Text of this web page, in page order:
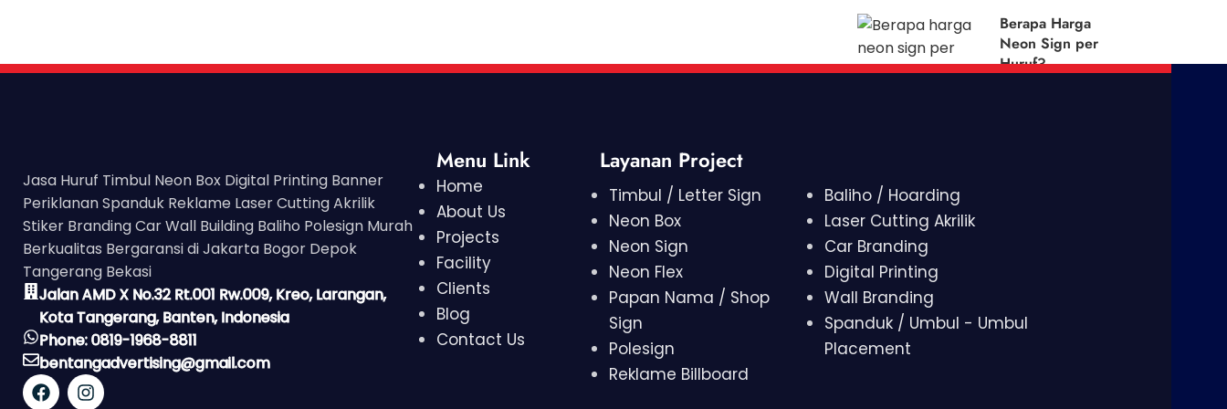
Berapa Harga
Neon Sign per
Huruf?
Jasa Huruf Timbul Neon Box Digital Printing Banner
Periklanan Spanduk Reklame Laser Cutting Akrilik
Stiker Branding Car Wall Building Baliho Polesign Murah
Berkualitas Bergaransi di Jakarta Bogor Depok
Tangerang Bekasi
Jalan AMD X No.32 Rt.001 Rw.009, Kreo, Larangan,
Kota Tangerang, Banten, Indonesia
Phone: 0819-1968-8811
bentangadvertising@gmail.com
Menu Link
Home
About Us
Projects
Facility
Clients
Blog
Contact Us
Layanan Project
Timbul / Letter Sign
Neon Box
Neon Sign
Neon Flex
Papan Nama / Shop
Sign
Polesign
Reklame Billboard
Baliho / Hoarding
Laser Cutting Akrilik
Car Branding
Digital Printing
Wall Branding
Spanduk / Umbul - Umbul
Placement